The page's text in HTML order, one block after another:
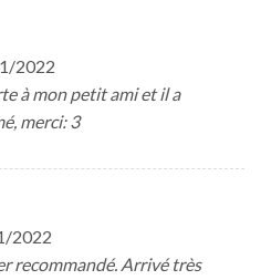
2022
à mon petit ami et il a
merci: 3
2022
recommandé. Arrivé très